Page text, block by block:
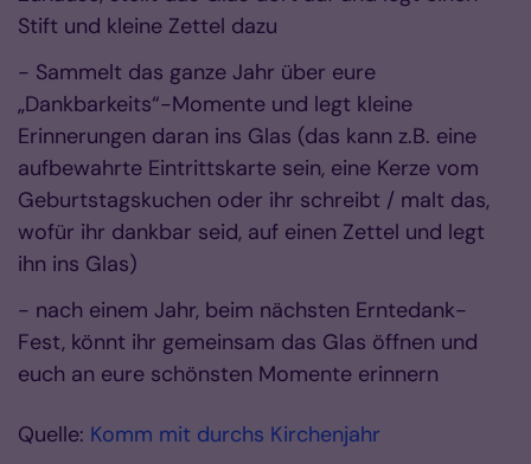
Stift und kleine Zettel dazu
- Sammelt das ganze Jahr über eure
„Dankbarkeits“-Momente und legt kleine
Erinnerungen daran ins Glas (das kann z.B. eine
aufbewahrte Eintrittskarte sein, eine Kerze vom
Geburtstagskuchen oder ihr schreibt / malt das,
wofür ihr dankbar seid, auf einen Zettel und legt
ihn ins Glas)
- nach einem Jahr, beim nächsten Erntedank-
Fest, könnt ihr gemeinsam das Glas öffnen und
euch an eure schönsten Momente erinnern
Quelle: Komm mit durchs Kirchenjahr